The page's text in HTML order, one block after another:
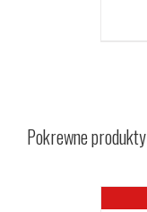
Pokrewne produkty